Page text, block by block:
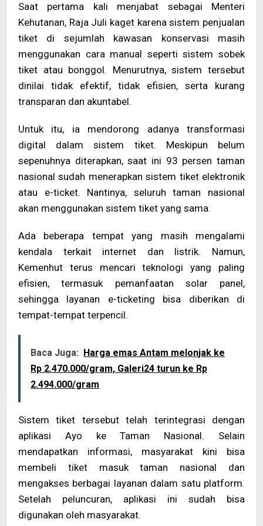
Saat pertama kali menjabat sebagai Menteri
Kehutanan, Raja Juli kaget karena sistem penjualan
tiket di sejumlah kawasan konservasi masih
menggunakan cara manual seperti sistem sobek
tiket atau bonggol. Menurutnya, sistem tersebut
dinilai tidak efektif, tidak efisien, serta kurang
transparan dan akuntabel.
Untuk itu, ia mendorong adanya transformasi
digital dalam sistem tiket. Meskipun belum
sepenuhnya diterapkan, saat ini 93 persen taman
nasional sudah menerapkan sistem tiket elektronik
atau e-ticket. Nantinya, seluruh taman nasional
akan menggunakan sistem tiket yang sama.
Ada beberapa tempat yang masih mengalami
kendala terkait internet dan listrik. Namun,
Kemenhut terus mencari teknologi yang paling
efisien, termasuk pemanfaatan solar panel,
sehingga layanan e-ticketing bisa diberikan di
tempat-tempat terpencil.
Baca Juga: Harga emas Antam melonjak ke
Rp 2.470.000/gram, Galeri24 turun ke Rp
2.494.000/gram
Sistem tiket tersebut telah terintegrasi dengan
aplikasi Ayo ke Taman Nasional. Selain
mendapatkan informasi, masyarakat kini bisa
membeli tiket masuk taman nasional dan
mengakses berbagai layanan dalam satu platform.
Setelah peluncuran, aplikasi ini sudah bisa
digunakan oleh masyarakat.